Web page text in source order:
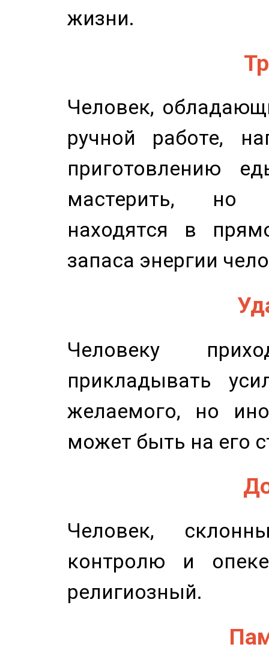
жизни.
Человек,
ручной работе,
приготовлению
мастерить, но
находятся в
запаса энергии
Человеку
прикладывать
желаемого, но
может быть на его
Человек,
контролю и
религиозный.